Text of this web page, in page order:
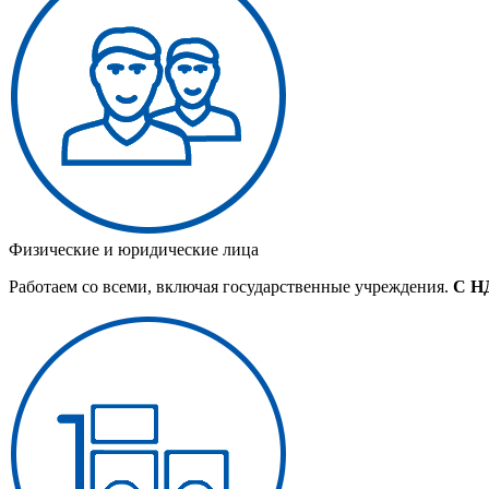
Физические и юридические лица
Работаем со всеми, включая государственные учреждения. С